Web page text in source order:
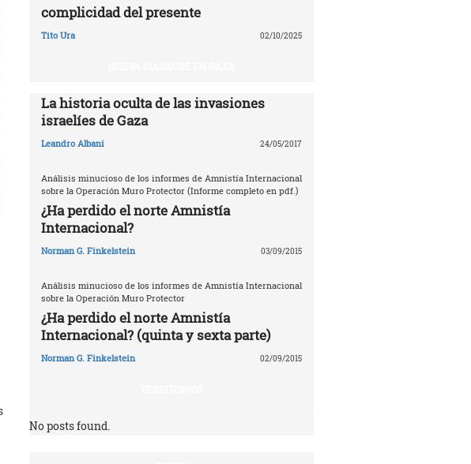
complicidad del presente
Tito Ura 02/10/2025
La historia oculta de las invasiones
israelíes de Gaza
Leandro Albani 24/05/2017
Análisis minucioso de los informes de Amnistía Internacional
sobre la Operación Muro Protector (Informe completo en pdf.)
¿Ha perdido el norte Amnistía
Internacional?
Norman G. Finkelstein 03/09/2015
Análisis minucioso de los informes de Amnistía Internacional
sobre la Operación Muro Protector
¿Ha perdido el norte Amnistía
Internacional? (quinta y sexta parte)
Norman G. Finkelstein 02/09/2015
No posts found.